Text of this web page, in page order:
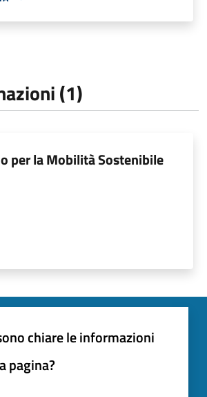
(1)
per la Mobilità Sostenibile
chiare le informazioni
pagina?